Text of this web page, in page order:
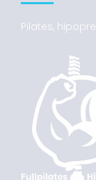
Pilates,